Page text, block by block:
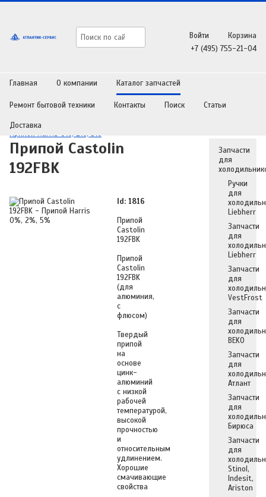
Корзина
Войти
+7 (495) 755-21-04
Главная О компании Каталог запчастей
Ремонт бытовой техники Контакты Поиск Статьи
Доставка
Главная/
Припой Harris 0%, 2%, 5%
Запчасти
для
Ручки
для
Liebherr
Запчасти
для
Liebherr
Запчасти
для
VestFrost
Запчасти
для
BEKO
Запчасти
для
Атлант
Запчасти
для
Бирюса
Запчасти
для
Stinol,
Indesit,
Ariston
Припой Castolin
192FBK
Id: 1816
Припой
Castolin
192FBK
Припой
Castolin
192FBK
(для
алюминия,
с
флюсом)
Твердый
припой
на
основе
цинк-
алюминий
с низкой
рабочей
температурой,
высокой
прочностью
и
относительным
удлинением.
Хорошие
смачивающие
свойства